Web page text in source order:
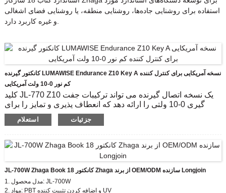
استفاده برای روشنایی جاده‌ها، روشنایی منطقه، یا روشنایی فضای اشغالی
و غیره کاربرد دارد.
کانکتور گیرنده LUMAWISE Endurance Z10 Key A نسخه آمریکایی برای کنترل کننده
کم نور 0-10 ولت آمریکایی
کلید JL-770 Z10 یک نسخه اتصال گیرنده می تواند ترکیبات جفت
گیری 0-10 ولتی را ارائه دهد که انعطاف پذیری و تمایز را برای
طراح به ارمغان می آورد.برای استفاده از ماژول کنترل‌کننده
پیشرفته، از جمله کم نور سازگار با 0-10 ولت، و حسگر برای
نورپرداز و شبکه به عنوان رسانه‌ای برای انتقال داده‌های معمولی،
مدل: JL-770 درجه آلودگی: 2
حفاظت در برابر ضربه بالا – امتیاز
IK09
استعلام جزئیات
JL-700W Zhaga Book 18 کانکتور Zhaga از برند OEM/ODM سازنده Longjoin
1. مدل محصول: JL-700W
2. مواد: PBT و اضافه کردن تثبیت کننده UV